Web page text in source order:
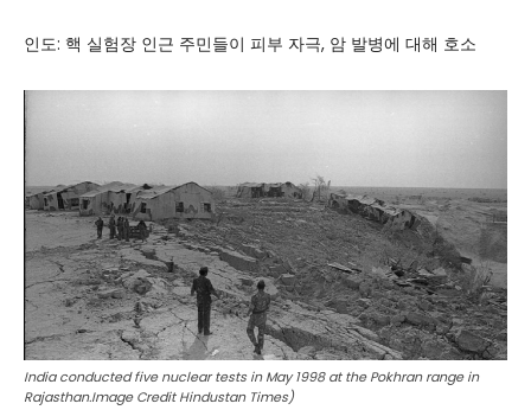
인도: 핵 실험장 인근 주민들이 피부 자극, 암 발병에 대해 호소
India conducted five nuclear tests in May 1998 at the Pokhran range in
Rajasthan.Image Credit Hindustan Times)